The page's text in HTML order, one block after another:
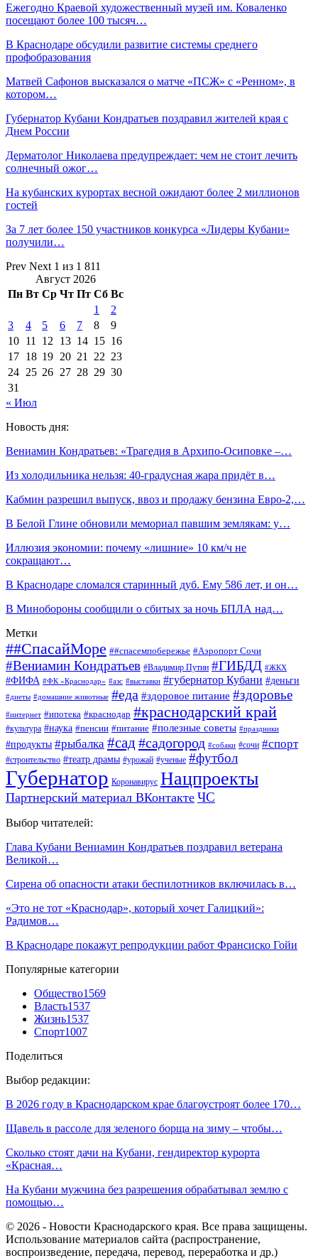
Ежегодно Краевой художественный музей им. Коваленко
посещают более 100 тысяч…
В Краснодаре обсудили развитие системы среднего
профобразования
Матвей Сафонов высказался о матче «ПСЖ» с «Ренном», в
котором…
Губернатор Кубани Кондратьев поздравил жителей края с
Днем России
Дерматолог Николаева предупреждает: чем не стоит лечить
солнечный ожог…
На кубанских курортах весной ожидают более 2 миллионов
гостей
За 7 лет более 150 участников конкурса «Лидеры Кубани»
получили…
Prev Next 1 из 1 811
Август 2026
Пн Вт Ср Чт Пт Сб Вс
1
2
3
4 5 6 7 8
9
10 11 12 13 14 15 16
17 18 19 20 21 22 23
24 25 26 27 28 29 30
31
« Июл
Новость дня:
Вениамин Кондратьев: «Трагедия в Архипо-Осиповке –…
Из холодильника нельзя: 40-градусная жара придёт в…
Кабмин разрешил выпуск, ввоз и продажу бензина Евро-2,…
В Белой Глине обновили мемориал павшим землякам: у…
Иллюзия экономии: почему «лишние» 10 км/ч не
сокращают…
В Краснодаре сломался старинный дуб. Ему 586 лет, и он…
В Минобороны сообщили о сбитых за ночь БПЛА над…
Метки
##СпасайМоре ##спасемпобережье #Аэропорт Сочи
#Вениамин Кондратьев #Владимир Путин #ГИБДД #ЖКХ
#ФИФА #ФК «Краснодар» #азс #выставки #губернатор Кубани #деньги
#диеты #домашние животные #еда #здоровое питание #здоровье
#интернет #ипотека #краснодар #краснодарский край
#культура #наука #пенсии #питание #полезные советы #праздники
#продукты #рыбалка #сад #садогород #собаки #сочи #спорт
#строительство #театр драмы #урожай #ученые #футбол
Губернатор Коронавирус Нацпроекты
Партнерский материал ВКонтакте ЧС
Выбор читателей:
Глава Кубани Вениамин Кондратьев поздравил ветерана
Великой…
Сирена об опасности атаки беспилотников включилась в…
«Это не тот «Краснодар», который хочет Галицкий»:
Радимов…
В Краснодаре покажут репродукции работ Франсиско Гойи
Популярные категории
Общество1569
Власть1537
Жизнь1537
Спорт1007
Поделиться
Выбор редакции:
В 2026 году в Краснодарском крае благоустроят более 170…
Щавель в рассоле для зеленого борща на зиму – чтобы…
Сколько стоят дачи на Кубани, гендиректор курорта
«Красная…
На Кубани мужчина без разрешения обрабатывал землю с
помощью…
© 2026 - Новости Краснодарского края. Все права защищены.
Использование материалов сайта (распространение,
воспроизведение, передача, перевод, переработка и др.)